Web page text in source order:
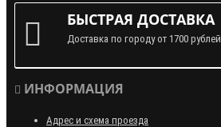
БЫСТРАЯ ДОСТАВКА
Доставка по городу от 1700 рублей
ИНФОРМАЦИЯ
Адрес и схема проезда